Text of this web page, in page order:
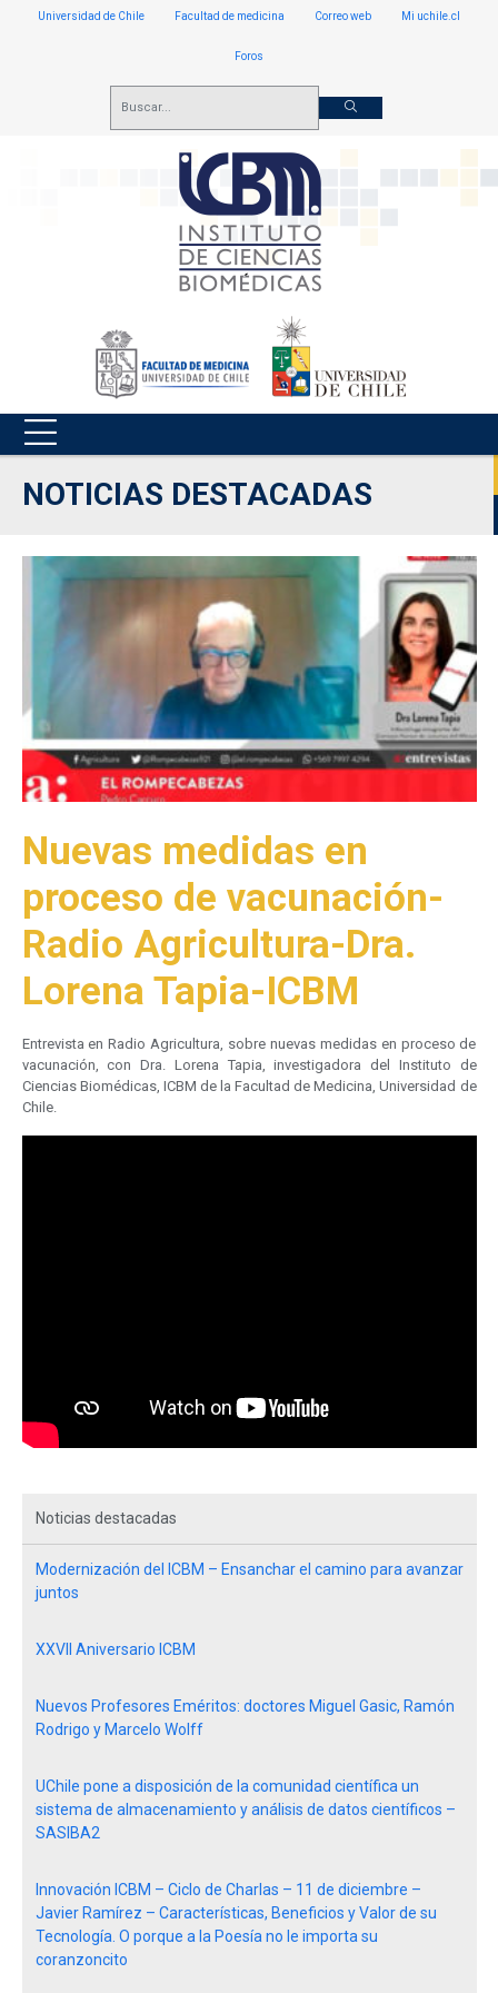
Universidad de Chile Facultad de medicina Correo web Mi uchile.cl
Foros
NOTICIAS DESTACADAS
Nuevas medidas en
proceso de vacunación-
Radio Agricultura-Dra.
Lorena Tapia-ICBM
Entrevista en Radio Agricultura, sobre nuevas medidas en proceso de
vacunación, con Dra. Lorena Tapia, investigadora del Instituto de
Ciencias Biomédicas, ICBM de la Facultad de Medicina, Universidad de
Chile.
Noticias destacadas
Modernización del ICBM – Ensanchar el camino para avanzar
juntos
XXVII Aniversario ICBM
Nuevos Profesores Eméritos: doctores Miguel Gasic, Ramón
Rodrigo y Marcelo Wolff
UChile pone a disposición de la comunidad científica un
sistema de almacenamiento y análisis de datos científicos –
SASIBA2
Innovación ICBM – Ciclo de Charlas – 11 de diciembre –
Javier Ramírez – Características, Beneficios y Valor de su
Tecnología. O porque a la Poesía no le importa su
coranzoncito